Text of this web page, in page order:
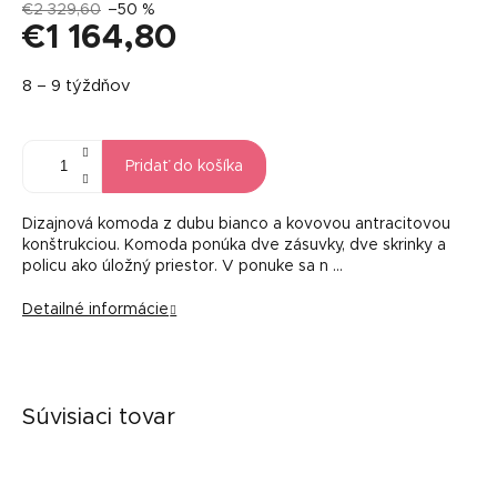
€2 329,60 –50 %
€1 164,80
cena:
8 – 9 týždňov
Pridať do košíka
Dizajnová komoda z dubu bianco a kovovou antracitovou
konštrukciou. Komoda ponúka dve zásuvky, dve skrinky a
policu ako úložný priestor. V ponuke sa n …
Detailné informácie
Súvisiaci tovar